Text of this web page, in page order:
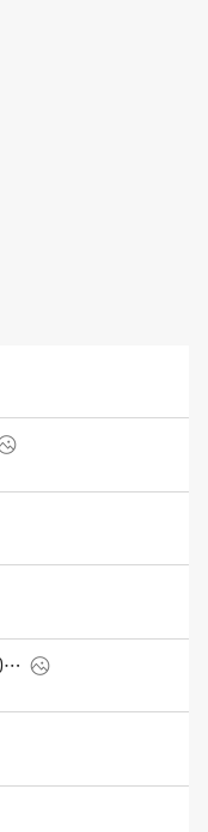
페라리 Daytona SP3 Tailor Made (2025)